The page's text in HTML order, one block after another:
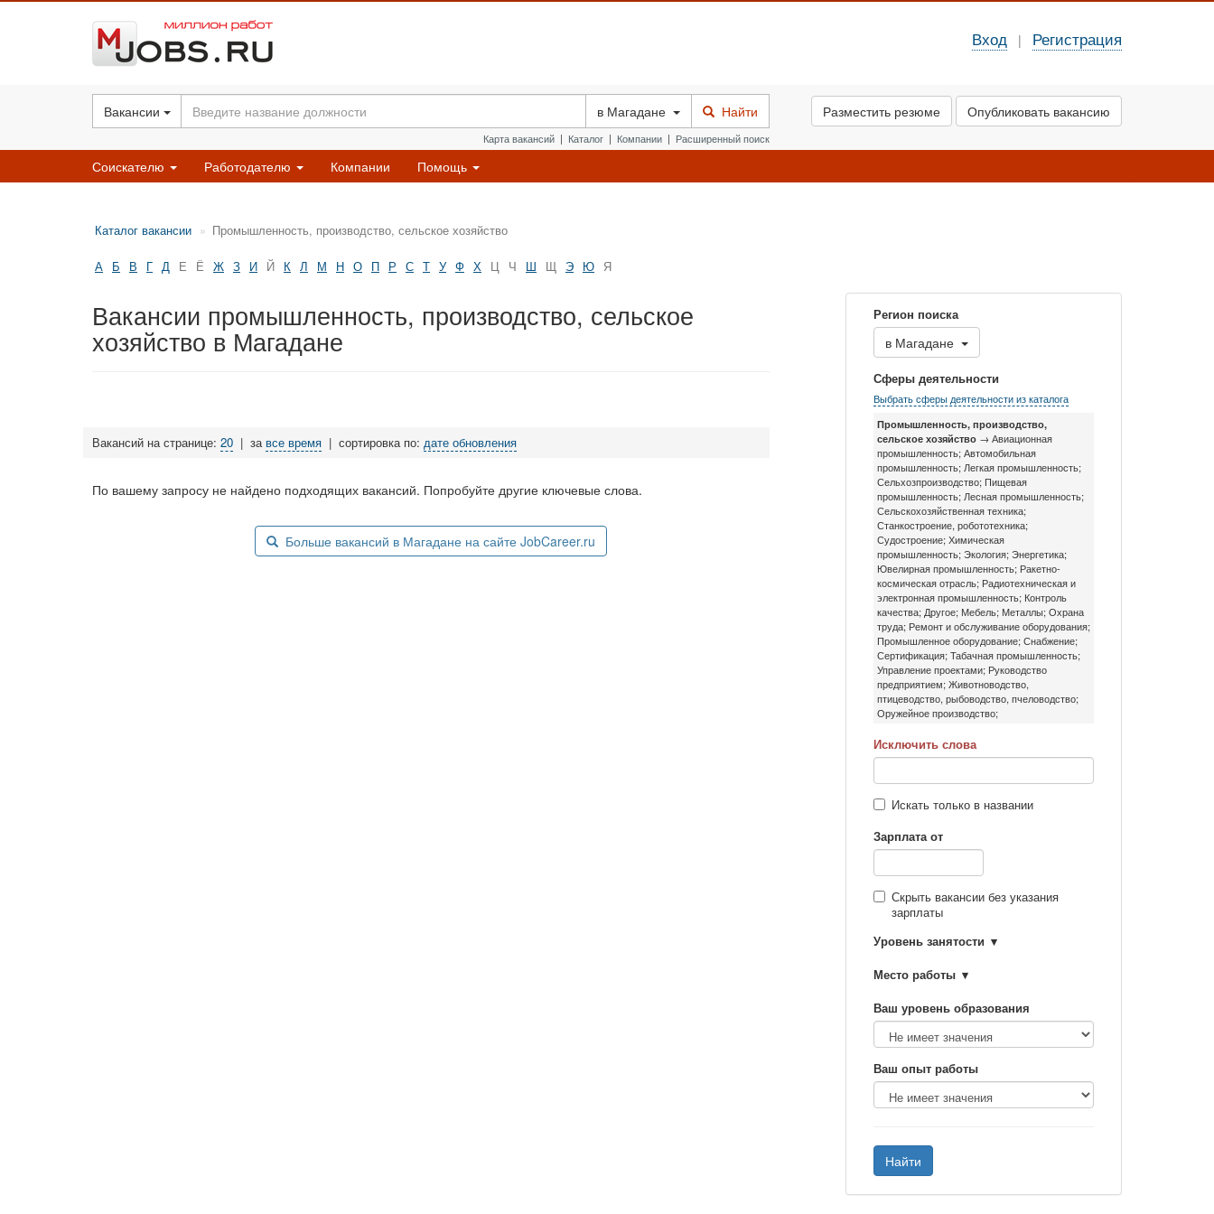
Вход | Регистрация
Вакансии в Магадане Найти
Карта вакансий | Каталог | Компании | Расширенный поиск
Разместить резюме Опубликовать вакансию
Соискателю Работодателю Компании Помощь
Каталог вакансии Промышленность, производство, сельское хозяйство
А Б В Г Д Е Ё Ж З И Й К Л М Н О П Р С Т У Ф Х Ц Ч Ш Щ Э Ю Я
Вакансии промышленность, производство, сельское
хозяйство в Магадане
Вакансий на странице: 20 | за все время | сортировка по: дате обновления
По вашему запросу не найдено подходящих вакансий. Попробуйте другие ключевые слова.
Больше вакансий в Магадане на сайте JobCareer.ru
Регион поиска
в Магадане
Сферы деятельности
Выбрать сферы деятельности из каталога
Промышленность, производство,
сельское хозяйство → Авиационная
промышленность;Автомобильная
промышленность; Легкая промышленность;
Сельхозпроизводство; Пищевая
промышленность; Лесная промышленность;
Сельскохозяйственная техника;
Станкостроение, робототехника;
Судостроение;Химическая
промышленность;Экология;Энергетика;
Ювелирная промышленность; Ракетно-
космическая отрасль; Радиотехническая и
электронная промышленность; Контроль
качества; Другое; Мебель; Металлы;Охрана
труда; Ремонт и обслуживание оборудования;
Промышленное оборудование;Снабжение;
Сертификация;Табачная промышленность;
Управление проектами; Руководство
предприятием;Животноводство,
птицеводство, рыбоводство, пчеловодство;
Оружейное производство;
Исключить слова
Искать только в названии
Зарплата от
Скрыть вакансии без указания
зарплаты
Уровень занятости
Место работы
Ваш уровень образования
Ваш опыт работы
Найти